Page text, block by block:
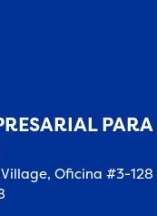
PARA
Village, Oficina #3-128